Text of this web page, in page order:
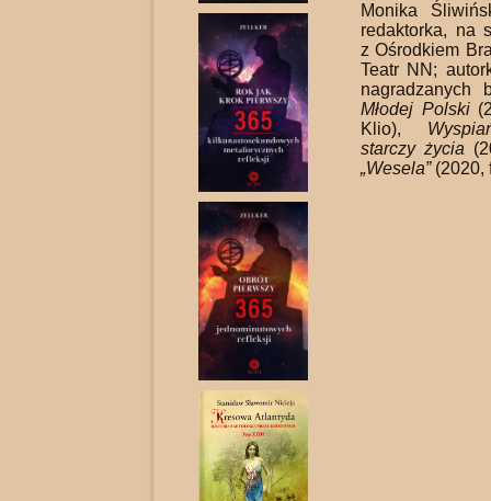
Monika
redaktorka, na
z Ośrodkiem
Teatr NN;
nagradzanych
Młodej Polski
Klio),
starczy życia
„Wesela”(2020,